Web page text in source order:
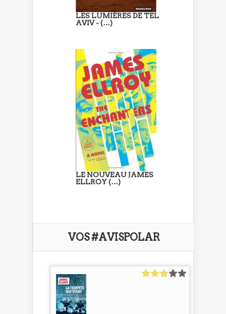
LES LUMIÈRES DE TEL
AVIV - (…)
LE NOUVEAU JAMES
ELLROY (…)
VOS #AVISPOLAR